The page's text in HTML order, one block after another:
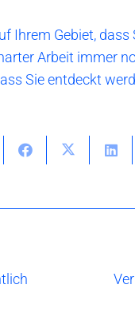
Ihrem Gebiet,
Arbeit immer
Sie entdeckt